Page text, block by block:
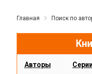
Главная Поиск по
Авторы Серии